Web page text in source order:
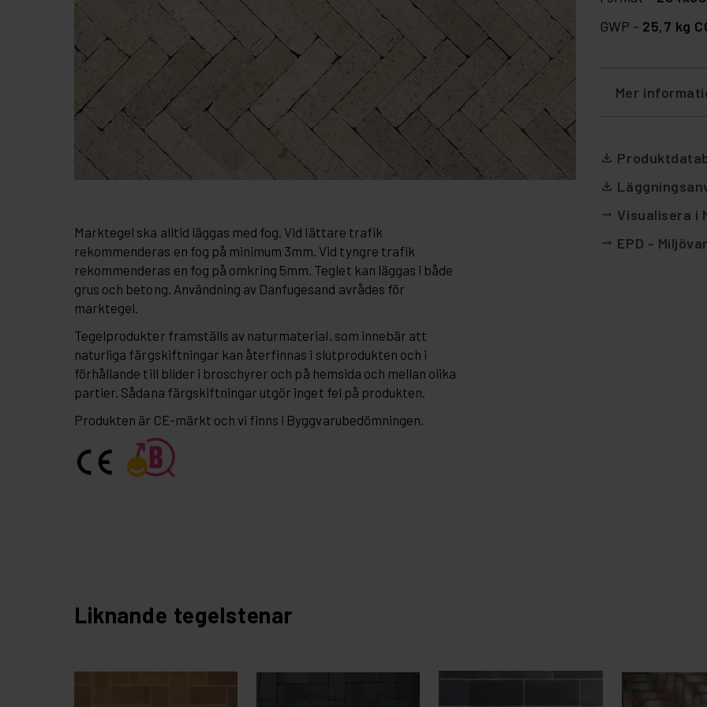
Marktegel ska alltid läggas med fog. Vid lättare trafik
rekommenderas en fog på minimum 3mm. Vid tyngre trafik
rekommenderas en fog på omkring 5mm. Teglet kan läggas i både
grus och betong. Användning av Danfugesand avrådes för
marktegel.
Tegelprodukter framställs av naturmaterial, som innebär att
naturliga färgskiftningar kan återfinnas i slutprodukten och i
förhållande till bilder i broschyrer och på hemsida och mellan olika
partier. Sådana färgskiftningar utgör inget fel på produkten.
Produkten är CE-märkt och vi finns i Byggvarubedömningen.
GWP - 25,7 kg
Mer
file_download
file_download
arrow_right_alt Visualisera i
arrow_right_alt EPD -
Liknande tegelstenar